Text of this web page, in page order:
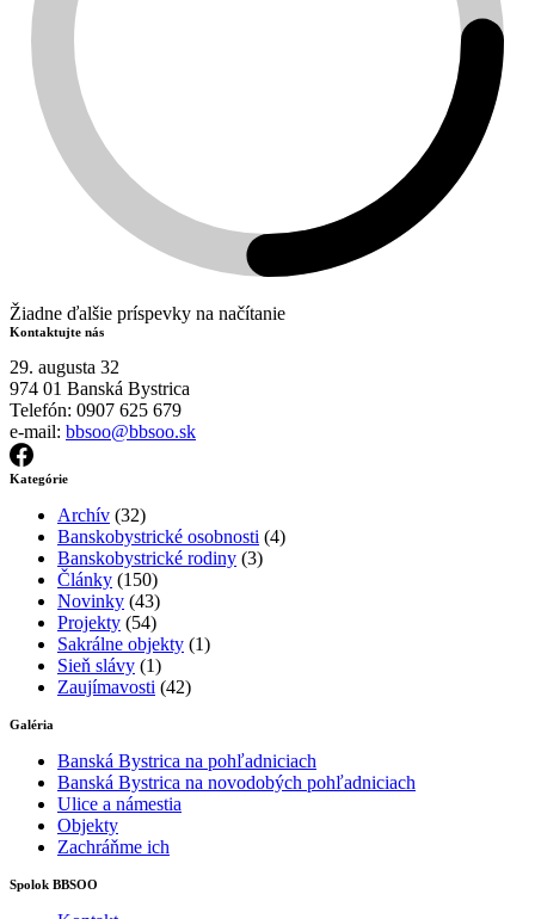
Žiadne ďalšie príspevky na načítanie
Kontaktujte nás
29. augusta 32
974 01 Banská Bystrica
Telefón: 0907 625 679
e-mail: bbsoo@bbsoo.sk
Kategórie
Archív (32)
Banskobystrické osobnosti (4)
Banskobystrické rodiny (3)
Články (150)
Novinky (43)
Projekty (54)
Sakrálne objekty (1)
Sieň slávy (1)
Zaujímavosti (42)
Galéria
Banská Bystrica na pohľadniciach
Banská Bystrica na novodobých pohľadniciach
Ulice a námestia
Objekty
Zachráňme ich
Spolok BBSOO